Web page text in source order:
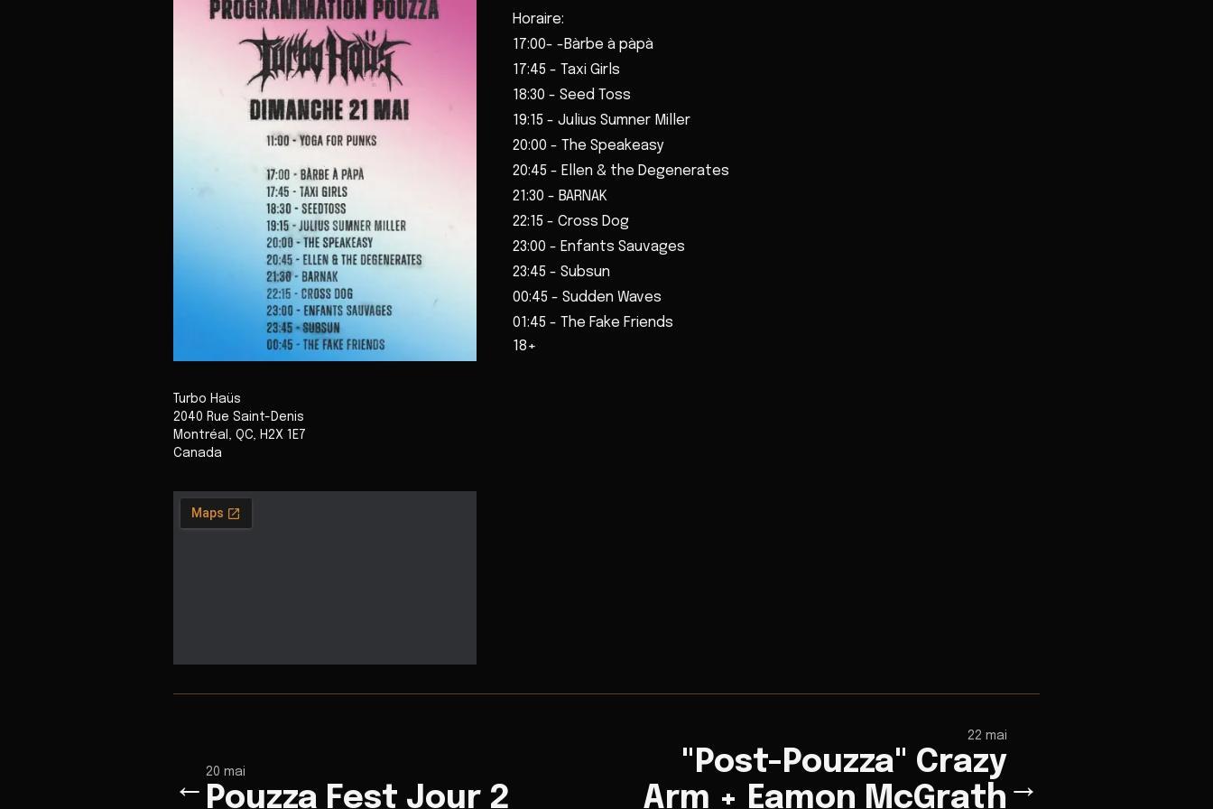
Turbo Haüs
2040 Rue Saint-Denis
Montréal , QC, H2X 1E7
Canada
Horaire:
17:00- -Bàrbe à pàpà
17:45 - Taxi Girls
18:30 - Seed Toss
19:15 - Julius Sumner Miller
20:00 - The Speakeasy
20:45 - Ellen & the Degenerates
21:30 - BARNAK
22:15 - Cross Dog
23:00 - Enfants Sauvages
23:45 - Subsun
00:45 - Sudden Waves
01:45 - The Fake Friends
18+
← 20 mai
Pouzza Fest Jour 2
22 mai
"Post-Pouzza" Crazy
Arm + Eamon McGrath →